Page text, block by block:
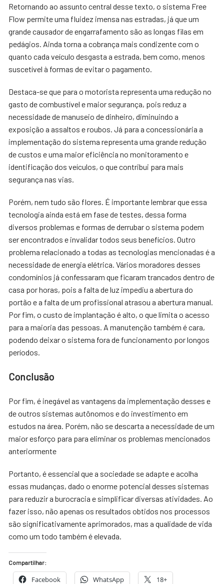
Retornando ao assunto central desse texto, o sistema Free
Flow permite uma fluidez imensa nas estradas, já que um
grande causador de engarrafamento são as longas filas em
pedágios. Ainda torna a cobrança mais condizente com o
quanto cada veículo desgasta a estrada, bem como, menos
suscetível à formas de evitar o pagamento.
Destaca-se que para o motorista representa uma redução no
gasto de combustível e maior segurança, pois reduz a
necessidade de manuseio de dinheiro, diminuindo a
exposição a assaltos e roubos. Já para a concessionária a
implementação do sistema representa uma grande redução
de custos e uma maior eficiência no monitoramento e
identificação dos veículos, o que contribui para mais
segurança nas vias.
Porém, nem tudo são flores. É importante lembrar que essa
tecnologia ainda está em fase de testes, dessa forma
diversos problemas e formas de derrubar o sistema podem
ser encontrados e invalidar todos seus benefícios. Outro
problema relacionado a todas as tecnologias mencionadas é a
necessidade de energia elétrica. Vários moradores desses
condomínios já confessaram que ficaram trancados dentro de
casa por horas, pois a falta de luz impediu a abertura do
portão e a falta de um profissional atrasou a abertura manual.
Por fim, o custo de implantação é alto, o que limita o acesso
para a maioria das pessoas. A manutenção também é cara,
podendo deixar o sistema fora de funcionamento por longos
períodos.
Conclusão
Por fim, é inegável as vantagens da implementação desses e
de outros sistemas autônomos e do investimento em
estudos na área. Porém, não se descarta a necessidade de um
maior esforço para para eliminar os problemas mencionados
anteriormente
Portanto, é essencial que a sociedade se adapte e acolha
essas mudanças, dado o enorme potencial desses sistemas
para reduzir a burocracia e simplificar diversas atividades. Ao
fazer isso, não apenas os resultados obtidos nos processos
são significativamente aprimorados, mas a qualidade de vida
como um todo também é elevada.
Compartilhar:
Facebook WhatsApp 18+